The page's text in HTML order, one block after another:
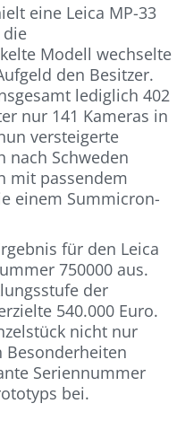
eine Leica MP-33
die
Modell wechselte
den Besitzer.
lediglich 402
nur 141 Kameras in
versteigerte
nach Schweden
mit passendem
einem Summicron-
für den Leica
750000 aus.
der
540.000 Euro.
nicht nur
Besonderheiten
Seriennummer
bei.